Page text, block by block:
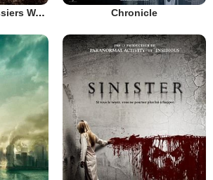
Conjuring : Les dossiers Warren Chronicle